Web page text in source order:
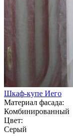
Шкаф-купе Иего
Материал фасада:
Комбинированный
Цвет:
Серый